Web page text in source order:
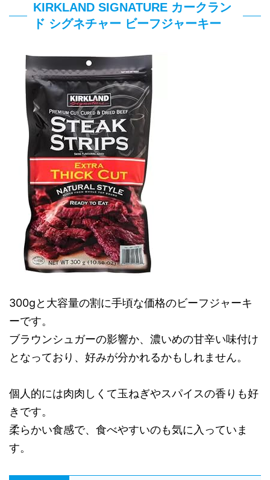
KIRKLAND SIGNATURE カークラン
ド シグネチャー ビーフジャーキー
300gと大容量の割に手頃な価格のビーフジャーキ
ーです。
ブラウンシュガーの影響か、濃いめの甘辛い味付け
となっており、好みが分かれるかもしれません。
個人的には肉肉しくて玉ねぎやスパイスの香りも好
きです。
柔らかい食感で、食べやすいのも気に入っていま
す。